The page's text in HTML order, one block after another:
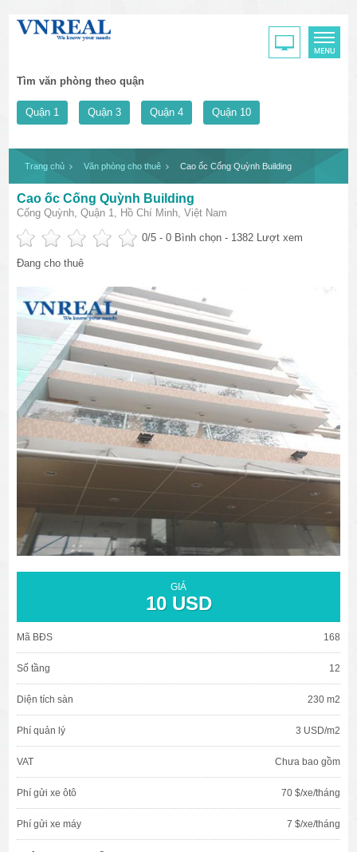
Tìm văn phòng theo quận
Quận 1 Quận 3 Quận 4 Quận 10
Trang chủ Văn phòng cho thuê Cao ốc Cống Quỳnh Building
Cao ốc Cống Quỳnh Building
Cống Quỳnh, Quận 1, Hồ Chí Minh, Việt Nam
0/5 -0 Bình chọn - 1382 Lượt xem
Đang cho thuê
GIÁ
10 USD
Mã BĐS 168
Số tầng 12
Diện tích sàn 230 m2
Phí quản lý 3 USD/m2
VAT Chưa bao gồm
Phí gửi xe ôtô 70 $/xe/tháng
Phí gửi xe máy 7 $/xe/tháng
văn phòng cho thuê quận 3
văn phòng quận 1
văn phòng quận 3
cao ốc văn phòng quận 3